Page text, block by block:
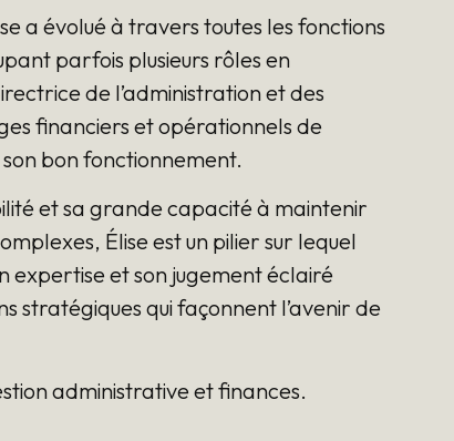
a évolué à travers toutes les fonctions
parfois plusieurs rôles en
de l’administration et des
financiers et opérationnels de
bon fonctionnement.
et sa grande capacité à maintenir
Élise est un pilier sur lequel
expertise et son jugement éclairé
stratégiques qui façonnent l’avenir de
administrative et finances.